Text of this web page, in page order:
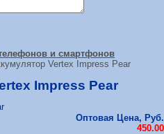
и смартфонов
Vertex Impress Pear
Impress Pear
Оптовая Цена, Руб.
450.00